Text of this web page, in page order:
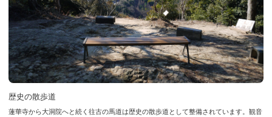
歴史の散歩道
蓮華寺から大洞院へと続く往古の馬道は歴史の散歩道として整備されています。観音